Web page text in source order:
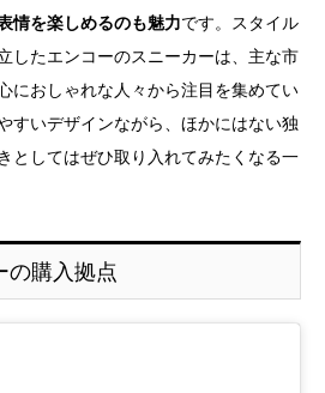
情を楽しめるのも魅力です。スタイル
したエンコーのスニーカーは、主な市
におしゃれな人々から注目を集めてい
すいデザインながら、ほかにはない独
としてはぜひ取り入れてみたくなる一
の購入拠点